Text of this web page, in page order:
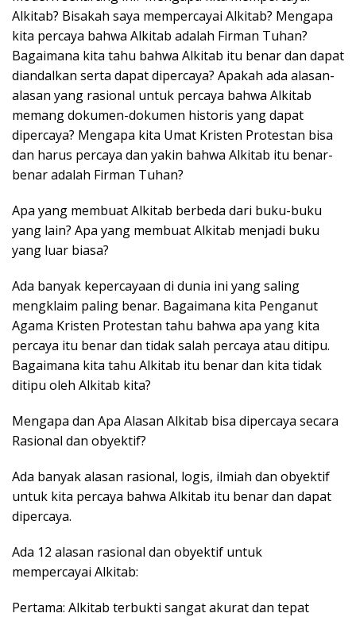
Alkitab? Bisakah saya mempercayai Alkitab? Mengapa
kita percaya bahwa Alkitab adalah Firman Tuhan?
Bagaimana kita tahu bahwa Alkitab itu benar dan dapat
diandalkan serta dapat dipercaya? Apakah ada alasan-
alasan yang rasional untuk percaya bahwa Alkitab
memang dokumen-dokumen historis yang dapat
dipercaya? Mengapa kita Umat Kristen Protestan bisa
dan harus percaya dan yakin bahwa Alkitab itu benar-
benar adalah Firman Tuhan?
Apa yang membuat Alkitab berbeda dari buku-buku
yang lain? Apa yang membuat Alkitab menjadi buku
yang luar biasa?
Ada banyak kepercayaan di dunia ini yang saling
mengklaim paling benar. Bagaimana kita Penganut
Agama Kristen Protestan tahu bahwa apa yang kita
percaya itu benar dan tidak salah percaya atau ditipu.
Bagaimana kita tahu Alkitab itu benar dan kita tidak
ditipu oleh Alkitab kita?
Mengapa dan Apa Alasan Alkitab bisa dipercaya secara
Rasional dan obyektif?
Ada banyak alasan rasional, logis, ilmiah dan obyektif
untuk kita percaya bahwa Alkitab itu benar dan dapat
dipercaya.
Ada 12 alasan rasional dan obyektif untuk
mempercayai Alkitab:
Pertama: Alkitab terbukti sangat akurat dan tepat